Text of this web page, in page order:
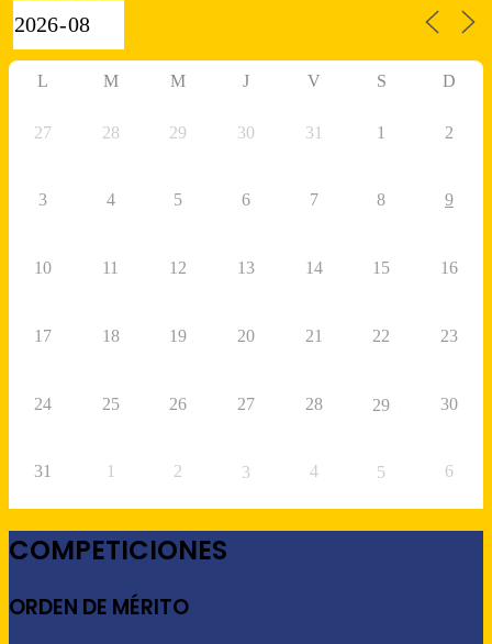
L M M J V S D
27 28 29 30 31 1 2
3 4 5 6 7 8 9
10 11 12 13 14 15 16
17 18 19 20 21 22 23
24 25 26 27 28 29 30
31 1 2 3 4 5 6
COMPETICIONES
ORDEN DE MÉRITO